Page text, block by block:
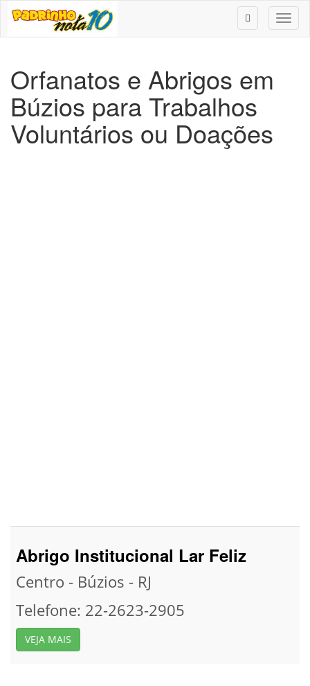
Orfanatos e Abrigos em
Búzios para Trabalhos
Voluntários ou Doações
Abrigo Institucional Lar Feliz
Centro - Búzios - RJ
Telefone: 22-2623-2905
VEJA MAIS